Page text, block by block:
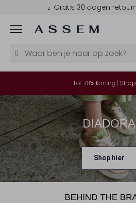
Gratis 30 dagen
Menu
Tot 70% korting |
DIADORA
Shop hier
BEHIND THE